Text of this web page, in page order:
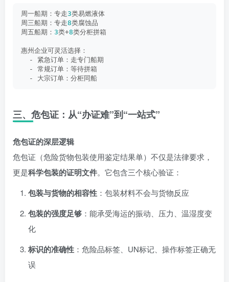
周一船期：专走3类易燃液体
周三船期：专走8类腐蚀品
周五船期： 3类+8类分柜拼箱
惠州企业可灵活选择：
  - 紧急订单：走专门船期
  - 常规订单：等待拼箱
  - 大宗订单：分柜同船
三、危包证：从“办证难”到“一站式”
危包证的深层逻辑
危包证（危险货物包装使用鉴定结果单）不仅是法律要求，
更是科学包装的证明文件。它包含三个核心验证：
包装与货物的相容性 ：包装材料不会与货物反应
包装的强度足够 ：能承受海运的振动、压力、温湿度变
化
标识的准确性 ：危险品标签、UN标记、操作标签正确无
误